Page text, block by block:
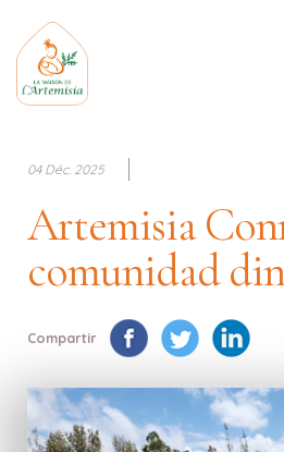
04 Déc. 2025
Artemisia
comunidad
Compartir